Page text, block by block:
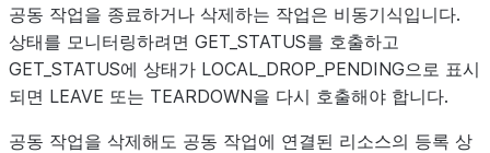
공동 작업을 종료하거나 삭제하는 작업은 비동기식입니다.
상태를 모니터링하려면 GET_STATUS를 호출하고
GET_STATUS에 상태가 LOCAL_DROP_PENDING으로 표시
되면 LEAVE 또는 TEARDOWN을 다시 호출해야 합니다.
공동 작업을 삭제해도 공동 작업에 연결된 리소스의 등록 상